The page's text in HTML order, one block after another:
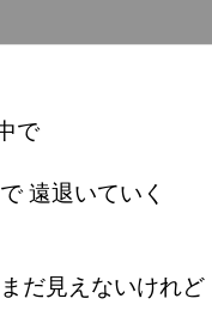
で
遠退いていく
だ見えないけれど